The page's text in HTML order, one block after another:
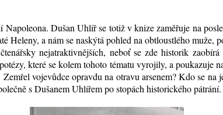
Napoleona. Dušan Uhlíř se totiž v knize zaměřuje na
Heleny, a nám se naskýtá pohled na obtloustlého muže,
nejatraktivnějších, neboť se zde historik
které se kolem tohoto tématu vyrojily, a poukazuje
vojevůdce opravdu na otravu arsenem? Kdo se
s Dušanem Uhlířem po stopách historického pátrání.